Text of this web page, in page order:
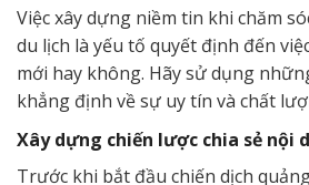
Việc xây dựng niềm tin khi chăm
du lịch là yếu tố quyết định đến
mới hay không. Hãy sử dụng
khẳng định về sự uy tín và chất
Xây dựng chiến lược chia sẻ nội
Trước khi bắt đầu chiến dịch